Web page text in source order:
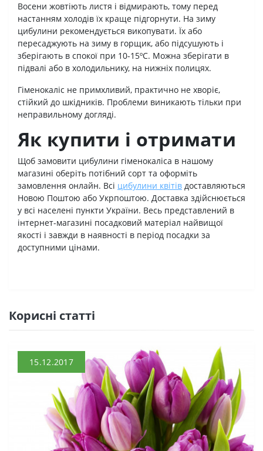
Восени жовтіють листя і відмирають, тому перед
настанням холодів їх краще підгорнути. На зиму
цибулини рекомендується викопувати. Їх або
пересаджують на зиму в горщик, або підсушують і
зберігають в спокої при 10-15ºС. Можна зберігати в
підвалі або в холодильнику, на нижніх полицях.
Гіменокаліс не примхливий, практично не хворіє,
стійкий до шкідників. Проблеми виникають тільки при
неправильному догляді.
Як купити і отримати
Щоб замовити цибулини гіменокаліса в нашому
магазині оберіть потібний сорт та оформіть
замовлення онлайн. Всі цибулини квітів доставляються
Новою Поштою або Укрпоштою. Доставка здійснюється
у всі населені пункти України. Весь представлений в
інтернет-магазині посадковий матеріал найвищої
якості і завжди в наявності в період посадки за
доступними цінами.
Кориснi статтi
15.12.2017